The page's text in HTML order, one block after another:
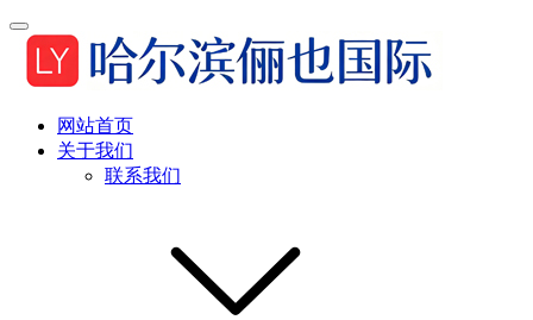
网站首页
关于我们
联系我们